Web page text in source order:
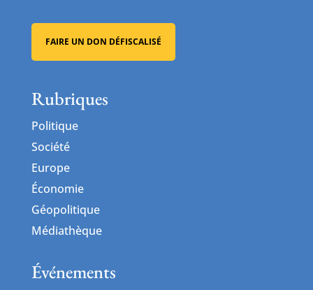
FAIRE UN DON DÉFISCALISÉ
Rubriques
Politique
Société
Europe
Économie
Géopolitique
Médiathèque
Événements